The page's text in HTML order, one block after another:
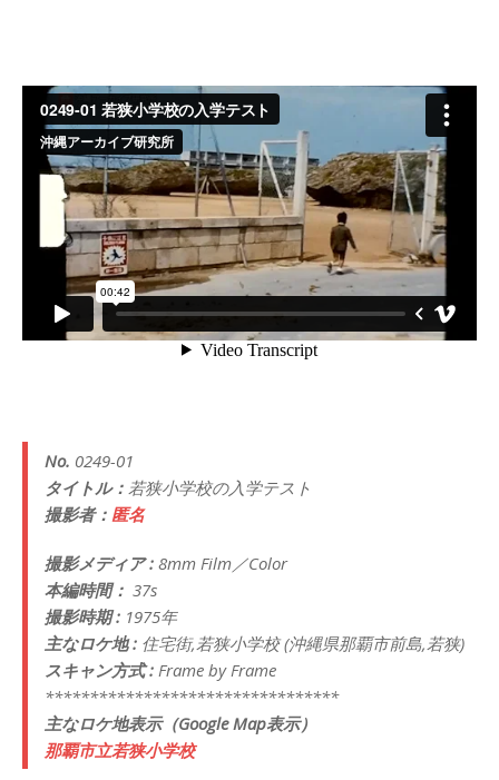
No. 0249-01
タイトル： 若狭小学校の入学テスト
撮影者： 匿名
撮影メディア : 8mm Film／Color
本編時間： 37s
撮影時期 : 1975年
主なロケ地 : 住宅街,若狭小学校 (沖縄県那覇市前島,若狭)
スキャン方式 : Frame by Frame
*********************************
主なロケ地表示（Google Map表示）
那覇市立若狭小学校